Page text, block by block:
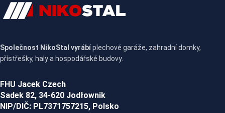
Společnost NikoStal vyrábíplechové garáže, zahradní domky,
přístřešky, haly a hospodářské budovy.
FHU Jacek Czech
Sadek 82, 34-620 Jodłownik
NIP/DIČ: PL7371757215, Polsko